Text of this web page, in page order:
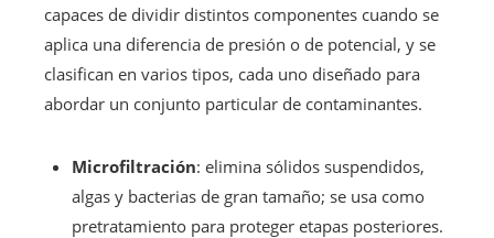
capaces de dividir distintos componentes cuando se
aplica una diferencia de presión o de potencial, y se
clasifican en varios tipos, cada uno diseñado para
abordar un conjunto particular de contaminantes.
Microfiltración: elimina sólidos suspendidos,
algas y bacterias de gran tamaño; se usa como
pretratamiento para proteger etapas posteriores.